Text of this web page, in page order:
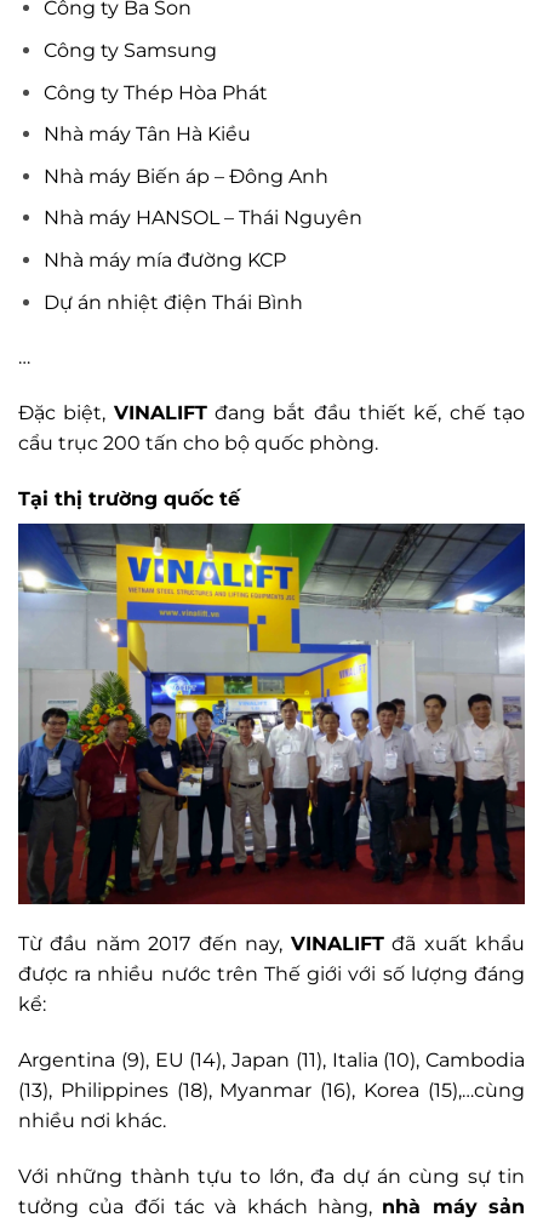
Công ty Ba Son
Công ty Samsung
Công ty Thép Hòa Phát
Nhà máy Tân Hà Kiều
Nhà máy Biến áp – Đông Anh
Nhà máy HANSOL – Thái Nguyên
Nhà máy mía đường KCP
Dự án nhiệt điện Thái Bình
…
Đặc biệt, VINALIFTđang bắt đầu thiết kế, chế tạo
cẩu trục 200 tấn cho bộ quốc phòng.
Tại thị trường quốc tế
Từ đầu năm 2017 đến nay, VINALIFTđã xuất khẩu
được ra nhiều nước trên Thế giới với số lượng đáng
kể:
Argentina (9), EU (14), Japan (11), Italia (10), Cambodia
(13), Philippines (18), Myanmar (16), Korea (15),…cùng
nhiều nơi khác.
Với những thành tựu to lớn, đa dự án cùng sự tin
tưởng của đối tác và khách hàng, nhà máy sản